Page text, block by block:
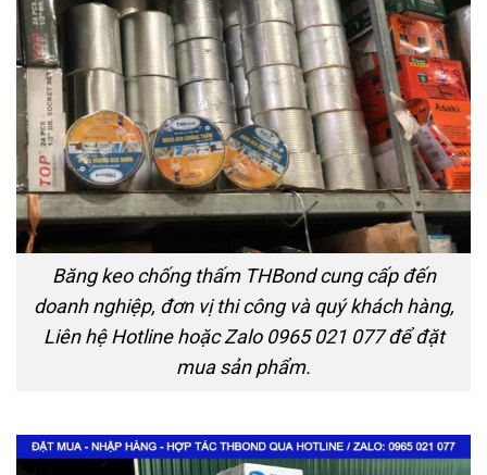
Băng keo chống thấm THBond cung cấp đến
doanh nghiệp, đơn vị thi công và quý khách hàng,
Liên hệ Hotline hoặc Zalo 0965 021 077 để đặt
mua sản phẩm.